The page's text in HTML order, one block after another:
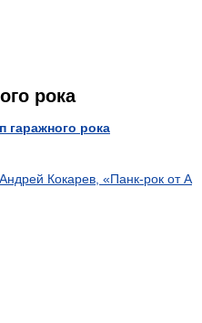
рока
гаражного рока
Кокарев, «Панк-рок от А